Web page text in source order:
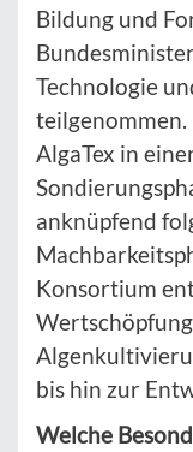
Bildung und
Technologie
AlgaTex in
anknüpfend
Konsortium
bis hin zur
Welche